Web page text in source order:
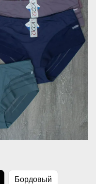
Бордовый